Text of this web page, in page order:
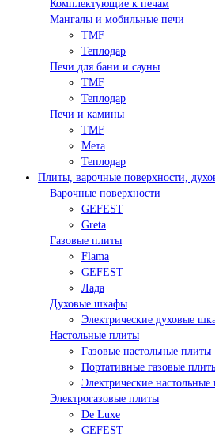
Комплектующие к печам
Мангалы и мобильные печи
TMF
Теплодар
Печи для бани и сауны
TMF
Теплодар
Печи и камины
TMF
Мета
Теплодар
Плиты, варочные поверхности,
Варочные поверхности
GEFEST
Greta
Газовые плиты
Flama
GEFEST
Лада
Духовые шкафы
Электрические духовые
Настольные плиты
Газовые настольные плиты
Портативные газовые
Электрические
Электрогазовые плиты
De Luxe
GEFEST